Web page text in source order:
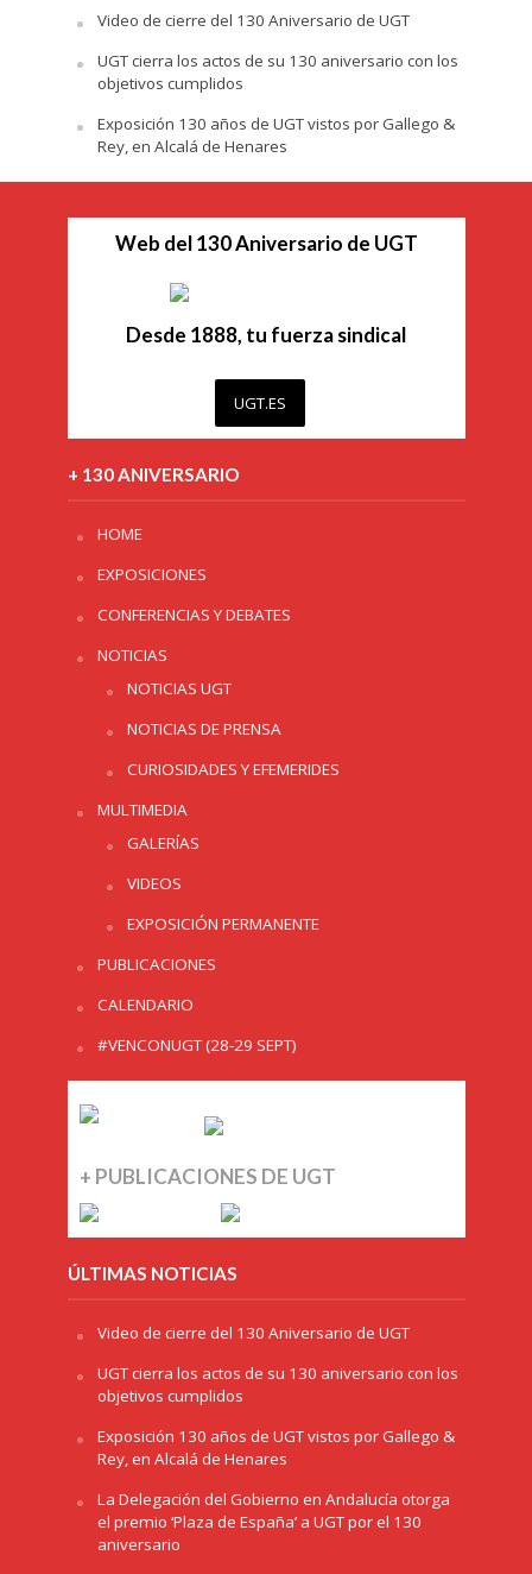
Video de cierre del 130 Aniversario de UGT
UGT cierra los actos de su 130 aniversario con los
objetivos cumplidos
Exposición 130 años de UGT vistos por Gallego &
Rey, en Alcalá de Henares
Web del 130 Aniversario de UGT
Desde 1888, tu fuerza sindical
UGT.ES
+ 130 ANIVERSARIO
HOME
EXPOSICIONES
CONFERENCIAS Y DEBATES
NOTICIAS
NOTICIAS UGT
NOTICIAS DE PRENSA
CURIOSIDADES Y EFEMERIDES
MULTIMEDIA
GALERÍAS
VIDEOS
EXPOSICIÓN PERMANENTE
PUBLICACIONES
CALENDARIO
#VENCONUGT (28-29 SEPT)
+ PUBLICACIONES DE UGT
ÚLTIMAS NOTICIAS
Video de cierre del 130 Aniversario de UGT
UGT cierra los actos de su 130 aniversario con los
objetivos cumplidos
Exposición 130 años de UGT vistos por Gallego &
Rey, en Alcalá de Henares
La Delegación del Gobierno en Andalucía otorga
el premio ‘Plaza de España’ a UGT por el 130
aniversario